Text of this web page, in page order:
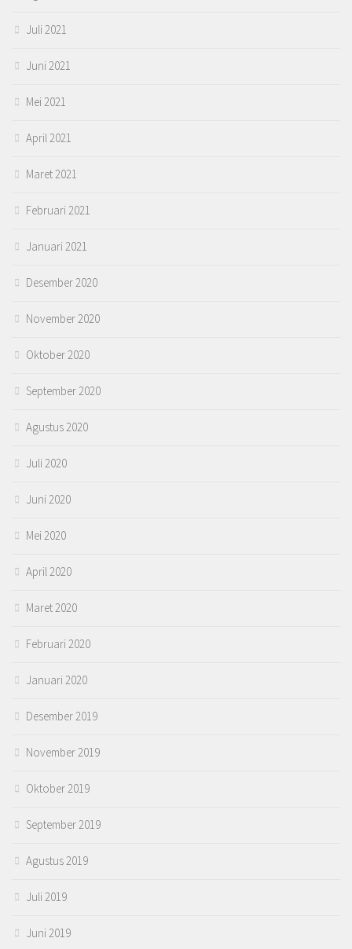
Juli 2021
Juni 2021
Mei 2021
April 2021
Maret 2021
Februari 2021
Januari 2021
Desember 2020
November 2020
Oktober 2020
September 2020
Agustus 2020
Juli 2020
Juni 2020
Mei 2020
April 2020
Maret 2020
Februari 2020
Januari 2020
Desember 2019
November 2019
Oktober 2019
September 2019
Agustus 2019
Juli 2019
Juni 2019